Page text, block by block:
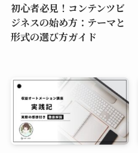
初心者必見！コンテンツビ
ジネスの始め方：テーマと
形式の選び方ガイド